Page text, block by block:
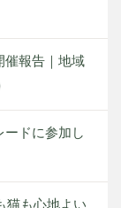
催報告｜地域
ードに参加し
猫も心地よい